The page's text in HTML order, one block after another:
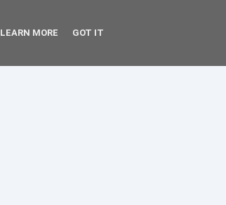
LEARN MORE GOT IT